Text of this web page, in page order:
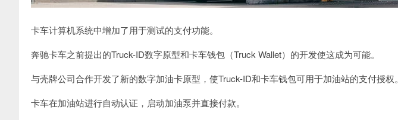
卡车计算机系统中增加了用于测试的支付功能。
奔驰卡车之前提出的Truck-ID数字原型和卡车钱包（Truck Wallet）的开发使这成为可能。
与壳牌公司合作开发了新的数字加油卡原型，使Truck-ID和卡车钱包可用于加油站的支付授权。
卡车在加油站进行自动认证，启动加油泵并直接付款。